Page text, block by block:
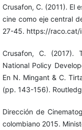
Crusafon, C. (2011). El
cine como eje central
27-45. https://
Crusafon, C. (2017).
National Policy
En N. Mingant & C.
(pp. 143-156).
Dirección de
colombiano 2015.